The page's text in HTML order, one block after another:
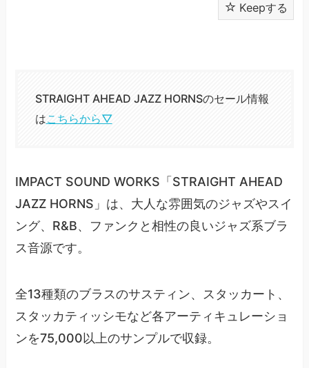
Keepする
STRAIGHT AHEAD JAZZ HORNSのセール情報
はこちらから▽
IMPACT SOUND WORKS「STRAIGHT AHEAD
JAZZ HORNS」は、大人な雰囲気のジャズやスイ
ング、R&B、ファンクと相性の良いジャズ系ブラ
ス音源です。
全13種類のブラスのサスティン、スタッカート、
スタッカティッシモなど各アーティキュレーショ
ンを75,000以上のサンプルで収録。